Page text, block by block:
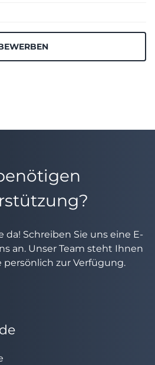
da! Schreiben Sie uns eine E-
an. Unser Team steht Ihnen
persönlich zur Verfügung.